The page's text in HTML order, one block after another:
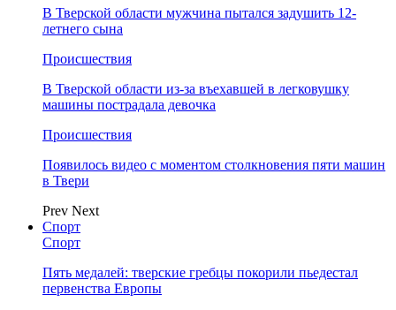
В Тверской области мужчина пытался задушить 12-
летнего сына
Происшествия
В Тверской области из-за въехавшей в легковушку
машины пострадала девочка
Происшествия
Появилось видео с моментом столкновения пяти машин
в Твери
Prev Next
Спорт
Спорт
Пять медалей: тверские гребцы покорили пьедестал
первенства Европы